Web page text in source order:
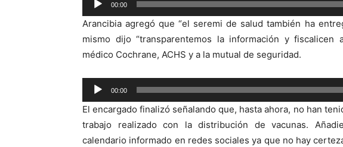
Reproductor
de
audio
00:00
Arancibia agregó que “el seremi de salud también ha
mismo dijo “transparentemos la información y fiscalicen
médico Cochrane, ACHS y a la mutual de seguridad.
Reproductor
de
audio
00:00
El encargado finalizó señalando que, hasta ahora, no han
trabajo realizado con la distribución de vacunas.
calendario informado en redes sociales ya que no hay